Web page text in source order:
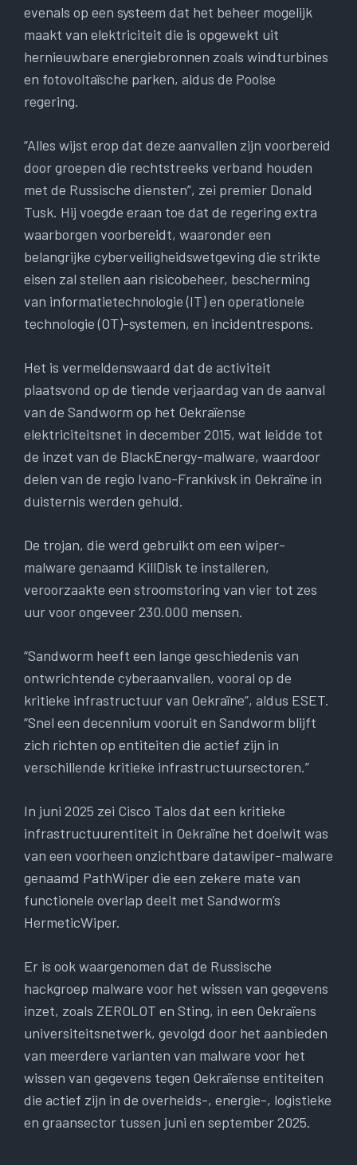
evenals op een systeem dat het beheer mogelijk
maakt van elektriciteit die is opgewekt uit
hernieuwbare energiebronnen zoals windturbines
en fotovoltaïsche parken, aldus de Poolse
regering.
“Alles wijst erop dat deze aanvallen zijn voorbereid
door groepen die rechtstreeks verband houden
met de Russische diensten”, zei premier Donald
Tusk. Hij voegde eraan toe dat de regering extra
waarborgen voorbereidt, waaronder een
belangrijke cyberveiligheidswetgeving die strikte
eisen zal stellen aan risicobeheer, bescherming
van informatietechnologie (IT) en operationele
technologie (OT)-systemen, en incidentrespons.
Het is vermeldenswaard dat de activiteit
plaatsvond op de tiende verjaardag van de aanval
van de Sandworm op het Oekraïense
elektriciteitsnet in december 2015, wat leidde tot
de inzet van de BlackEnergy-malware, waardoor
delen van de regio Ivano-Frankivsk in Oekraïne in
duisternis werden gehuld.
De trojan, die werd gebruikt om een ​​wiper-
malware genaamd KillDisk te installeren,
veroorzaakte een stroomstoring van vier tot zes
uur voor ongeveer 230.000 mensen.
“Sandworm heeft een lange geschiedenis van
ontwrichtende cyberaanvallen, vooral op de
kritieke infrastructuur van Oekraïne”, aldus ESET.
“Snel een decennium vooruit en Sandworm blijft
zich richten op entiteiten die actief zijn in
verschillende kritieke infrastructuursectoren.”
In juni 2025 zei Cisco Talos dat een kritieke
infrastructuurentiteit in Oekraïne het doelwit was
van een voorheen onzichtbare datawiper-malware
genaamd PathWiper die een zekere mate van
functionele overlap deelt met Sandworm’s
HermeticWiper.
Er is ook waargenomen dat de Russische
hackgroep malware voor het wissen van gegevens
inzet, zoals ZEROLOT en Sting, in een Oekraïens
universiteitsnetwerk, gevolgd door het aanbieden
van meerdere varianten van malware voor het
wissen van gegevens tegen Oekraïense entiteiten
die actief zijn in de overheids-, energie-, logistieke
en graansector tussen juni en september 2025.